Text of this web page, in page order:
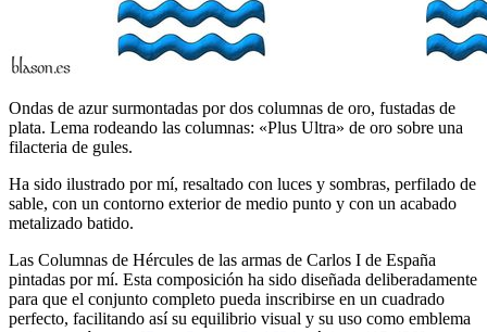
Ondas de azur surmontadas por dos columnas de oro, fustadas de
plata. Lema rodeando las columnas: «Plus Ultra» de oro sobre una
filacteria de gules.
Ha sido ilustrado por mí, resaltado con luces y sombras, perfilado de
sable, con un contorno exterior de medio punto y con un acabado
metalizado batido.
Las Columnas de Hércules de las armas de Carlos I de España
pintadas por mí. Esta composición ha sido diseñada deliberadamente
para que el conjunto completo pueda inscribirse en un cuadrado
perfecto, facilitando así su equilibrio visual y su uso como emblema